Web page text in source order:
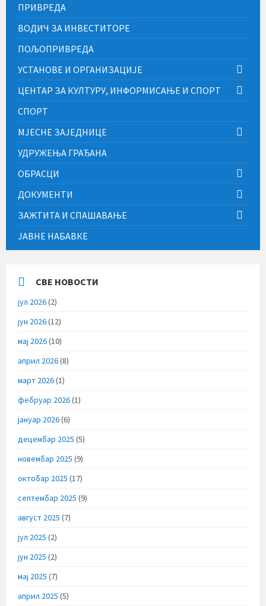
ПРИВРЕДА
ВОДИЧ ЗА ИНВЕСТИТОРЕ
ПОЉОПРИВРЕДА
УСТАНОВЕ И ОРГАНИЗАЦИЈЕ
ЦЕНТАР ЗА КУЛТУРУ, ИНФОРМИСАЊЕ И СПОРТ
СПОРТ
МЈЕСНЕ ЗАЈЕДНИЦЕ
УДРУЖЕЊА ГРАЂАНА
ОБРАСЦИ
ДОКУМЕНТИ
ЗАЖТИТА И СПАШАВАЊЕ
ЈАВНЕ НАБАВКЕ
СВЕ НОВОСТИ
јул 2026(2)
јун 2026(12)
мај 2026(10)
април 2026(8)
март 2026(1)
фебруар 2026(1)
јануар 2026(6)
децембар 2025 (5)
новембар 2025 (9)
октобар 2025 (17)
септембар 2025 (9)
август 2025 (7)
јул 2025 (2)
јун 2025 (2)
мај 2025 (7)
април 2025 (5)